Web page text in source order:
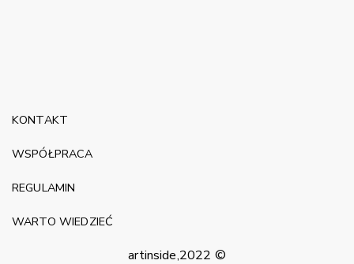
artinside,2022 ©
KONTAKT
WSPÓŁPRACA
REGULAMIN
WARTO WIEDZIEĆ